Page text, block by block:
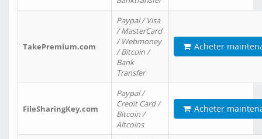
TakePremium.com
Paypal / Visa
/ MasterCard
/ Webmoney
/ Bitcoin /
Bank
Transfer
Acheter
FileSharingKey.com
Paypal /
Credit Card /
Bitcoin /
Altcoins
Acheter